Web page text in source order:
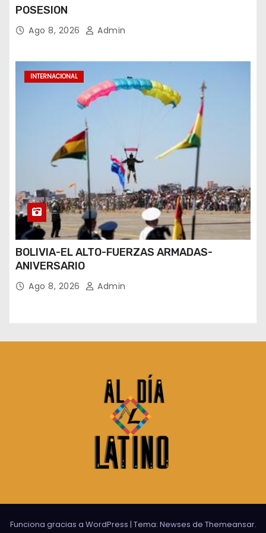
POSESION
Ago 8, 2026 Admin
INTERNACIONAL
BOLIVIA-EL ALTO-FUERZAS ARMADAS-
ANIVERSARIO
Ago 8, 2026 Admin
Funciona gracias a WordPress | Tema: Newses de Themeansar.